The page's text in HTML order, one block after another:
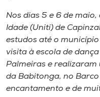
Selecione
o idioma
Nos dias 5 e 6 de
Idade (Uniti) de
estudos até o
visita à escola de
Palmeiras e
da Babitonga, no
encantamento e de